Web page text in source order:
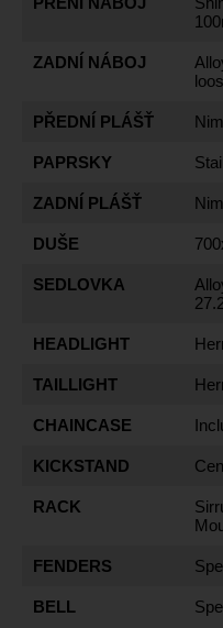
ZADNÍ NÁBOJ
PŘEDNÍ PLÁŠŤ
PAPRSKY
ZADNÍ PLÁŠŤ
DUŠE
SEDLOVKA
HEADLIGHT
TAILLIGHT
CHAINCASE
KICKSTAND
RACK
FENDERS
BELL